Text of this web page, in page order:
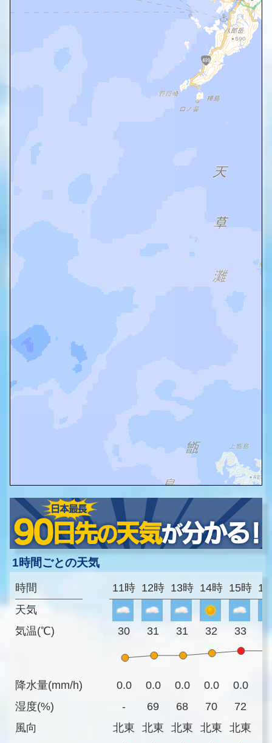
1時間ごとの天気
時間
天気
気温(℃)
降水量(mm/h)
湿度(%)
風向
11時 12時 13時 14時 15時
30 31 31 32 33
0.0 0.0 0.0 0.0 0.0
-
69 68 70 72
北東
北東 北東 北東 北東